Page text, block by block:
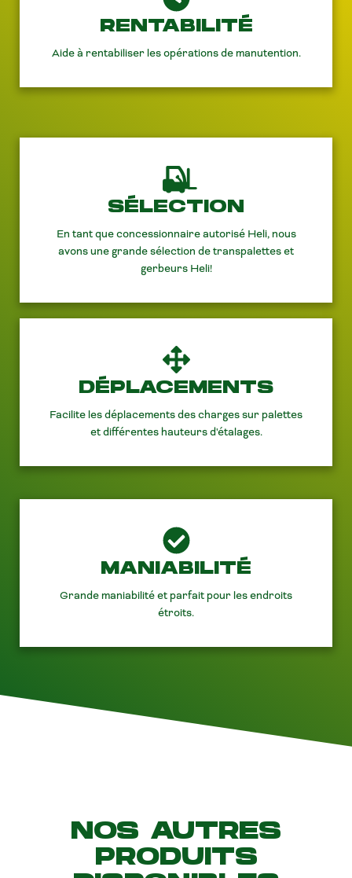
RENTABILITÉ
Aide à rentabiliser les opérations de manutention.
SÉLECTION
En tant que concessionnaire autorisé Heli, nous
avons une grande sélection de transpalettes et
gerbeurs Heli!
DÉPLACEMENTS
Facilite les déplacements des charges sur palettes
et différentes hauteurs d'étalages.
MANIABILITÉ
Grande maniabilité et parfait pour les endroits
étroits.
NOS AUTRES
PRODUITS